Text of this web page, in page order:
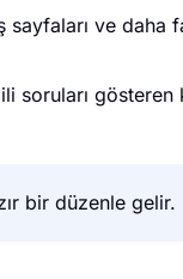
ve daha
soruları gösteren
bir düzenle gelir.